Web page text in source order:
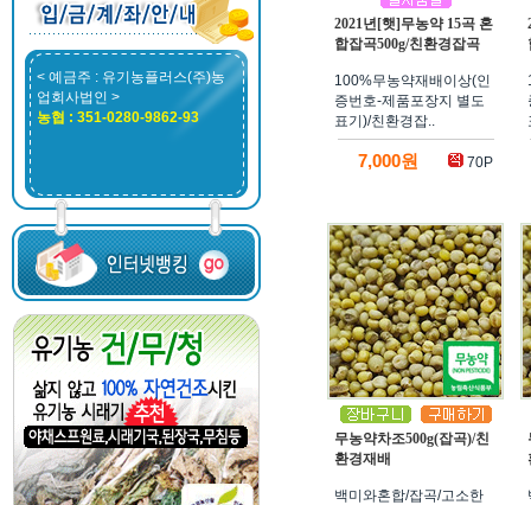
< 예금주 : 유기농플러스(주)농
업회사법인 >
농협 : 351-0280-9862-93
2021년[햇]무농약 15곡 혼
합잡곡500g/친환경잡곡
100%무농약재배이상(인
증번호-제품포장지 별도
표기)/친환경잡..
7,000원 70P
무농약차조500g(잡곡)/친
환경재배
백미와혼합/잡곡/고소한